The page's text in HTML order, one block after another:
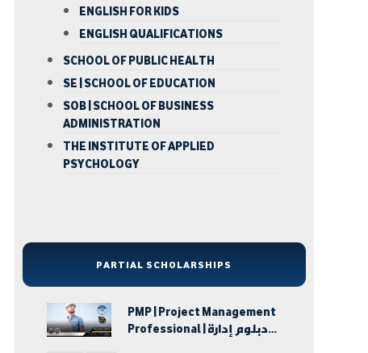
ENGLISH FOR KIDS
ENGLISH QUALIFICATIONS
SCHOOL OF PUBLIC HEALTH
SE | SCHOOL OF EDUCATION
SOB | SCHOOL OF BUSINESS
ADMINISTRATION
THE INSTITUTE OF APPLIED
PSYCHOLOGY
PARTIAL SCHOLARSHIPS
PMP | Project Management
Professional | دبلوم إدارة